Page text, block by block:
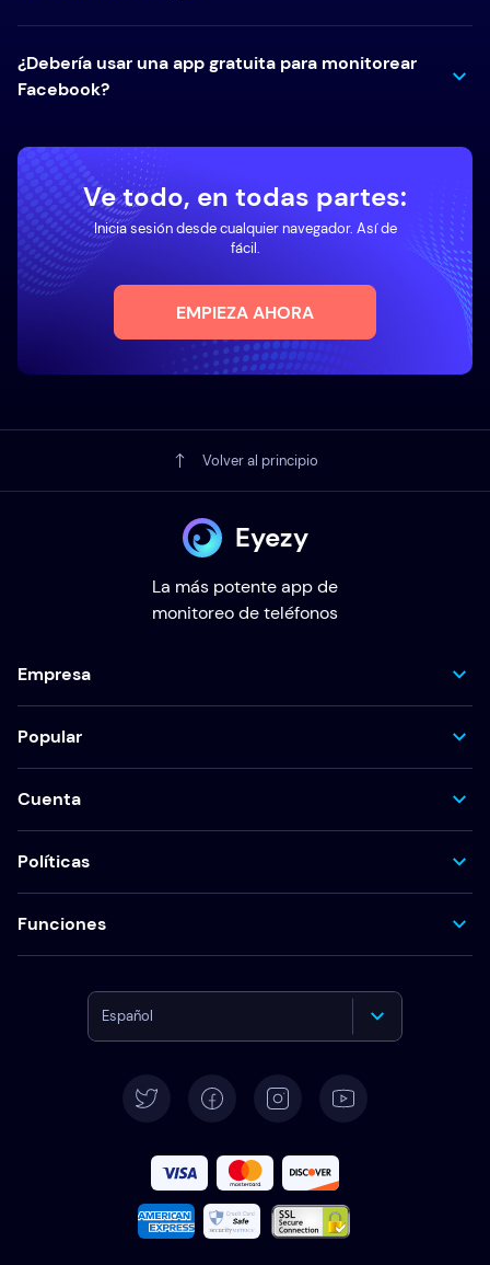
¿Debería usar una app gratuita para monitorear
Facebook?
Ve todo, en todas partes:
Inicia sesión desde cualquier navegador. Así de
fácil.
EMPIEZA AHORA
Volver al principio
Eyezy
La más potente app de
monitoreo de teléfonos
Empresa
Popular
Cuenta
Políticas
Funciones
Español
Deutsch
Français
Italiano